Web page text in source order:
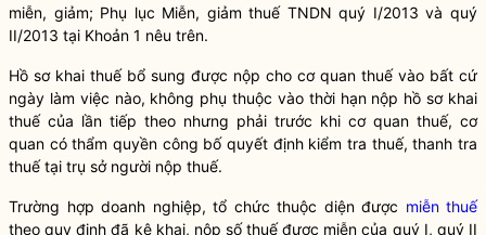
miễn, giảm; Phụ lục Miễn, giảm thuế TNDN quý I/2013 và quý
II/2013 tại Khoản 1 nêu trên.
Hồ sơ khai thuế bổ sung được nộp cho cơ quan thuế vào bất cứ
ngày làm việc nào, không phụ thuộc vào thời hạn nộp hồ sơ khai
thuế của lần tiếp theo nhưng phải trước khi cơ quan thuế, cơ
quan có thẩm quyền công bố quyết định kiểm tra thuế, thanh tra
thuế tại trụ sở người nộp thuế.
Trường hợp doanh nghiệp, tổ chức thuộc diện được miễn thuế
theo quy định đã kê khai, nộp số thuế được miễn của quý I, quý II